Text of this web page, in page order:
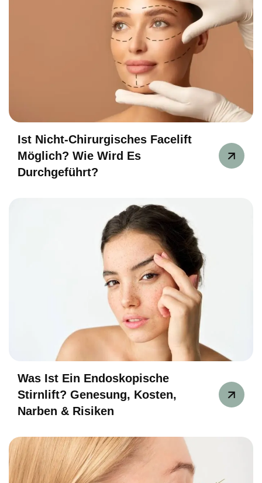
Ist Nicht-Chirurgisches Facelift
Möglich? Wie Wird Es
Durchgeführt?
Was Ist Ein Endoskopische
Stirnlift? Genesung, Kosten,
Narben & Risiken